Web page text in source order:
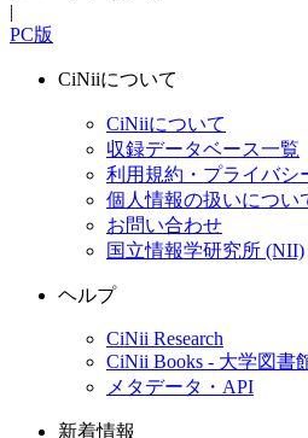
|
PC版
CiNiiについて
CiNiiについて
収録データベース一覧
利用規約・プライバシ
個人情報の扱いについ
お問い合わせ
国立情報学研究所 (NII)
ヘルプ
CiNii Research
CiNii Books - 大学図書
メタデータ・API
新着情報